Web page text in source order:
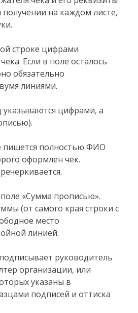
получении на каждом листе,
строке цифрами
Если в поле осталось
обязательно
линиями.
указываются цифрами, а
пишется полностью ФИО
оформлен чек.
«Сумма прописью».
(от самого края строки с
место
линией.
руководитель
организации, или
указаны в
подписей и оттиска